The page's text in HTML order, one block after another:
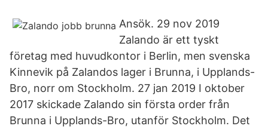
Ansök. 29 nov 2019
Zalando är ett tyskt
företag med huvudkontor i Berlin, men svenska
Kinnevik på Zalandos lager i Brunna, i Upplands-
Bro, norr om Stockholm. 27 jan 2019 I oktober
2017 skickade Zalando sin första order från
Brunna i Upplands-Bro, utanför Stockholm. Det